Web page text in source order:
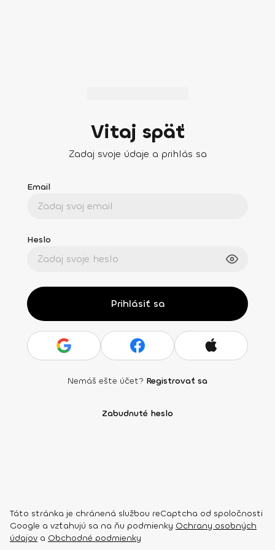
Vitaj späť
Zadaj svoje údaje a prihlás sa
Email
Heslo
Prihlásiť sa
Nemáš ešte účet? Registrovať sa
Zabudnuté heslo
Táto stránka je chránená službou reCaptcha od spoločnosti
Google a vzťahujú sa na ňu podmienky Ochrany osobných
údajov a Obchodné podmienky